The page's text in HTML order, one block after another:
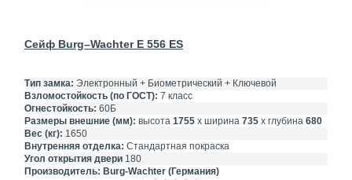
Сейф Burg–Wachter E 556 ES
Тип замка: Электронный + Биометрический + Ключевой
Взломостойкость (по ГОСТ): 7 класс
Огнестойкость: 60Б
Размеры внешние (мм): высота 1755 х ширина 735 х глубина 680
Вес (кг): 1650
Внутренняя отделка: Стандартная покраска
Угол открытия двери 180
Производитель: Burg-Wachter (Германия)